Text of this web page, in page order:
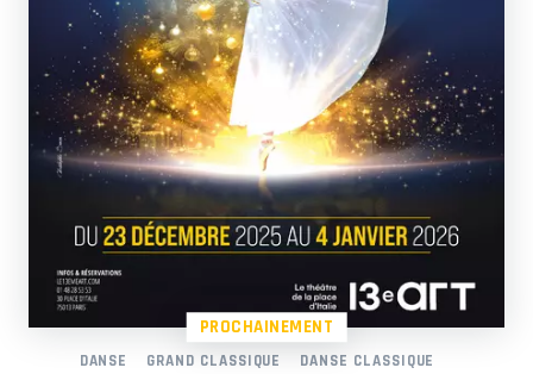
PROCHAINEMENT
DANSE GRAND CLASSIQUE DANSE CLASSIQUE